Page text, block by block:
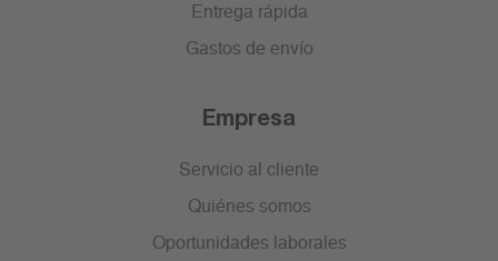
Entrega rápida
Gastos de envío
Empresa
Servicio al cliente
Quiénes somos
Oportunidades laborales